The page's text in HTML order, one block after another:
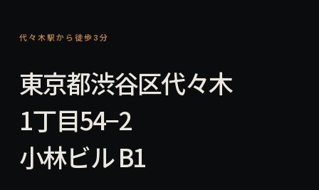
代々木駅から徒歩3分
東京都渋谷区代々木
1丁目54−2
小林ビル B1